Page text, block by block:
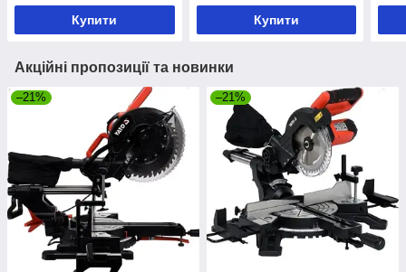
Купити Купити
Акційні пропозиції та новинки
–21% –21%